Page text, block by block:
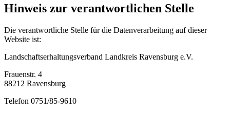
Hinweis zur verantwortlichen Stelle
Die verantwortliche Stelle für die Datenverarbeitung auf dieser
Website ist:
Landschaftserhaltungsverband Landkreis Ravensburg e.V.
Frauenstr. 4
88212 Ravensburg
Telefon 0751/85-9610